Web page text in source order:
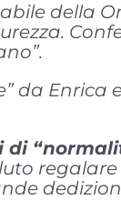
della
da Enrica
regalare